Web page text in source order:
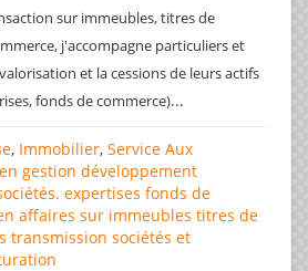
sur immeubles, titres de
j'accompagne particuliers et
et la cessions de leurs actifs
fonds de commerce)...
, Immobilier, Service Aux
gestion développement
expertises fonds de
affaires sur immeubles titres de
transmission sociétés et